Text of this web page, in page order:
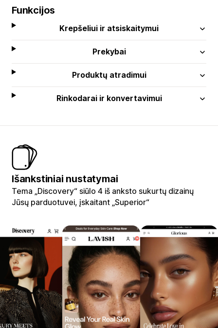
Funkcijos
Krepšeliui ir atsiskaitymui
Prekybai
Produktų atradimui
Rinkodarai ir konvertavimui
Išankstiniai nustatymai
Tema „Discovery“ siūlo 4 iš anksto sukurtų dizainų
Jūsų parduotuvei, įskaitant „Superior“